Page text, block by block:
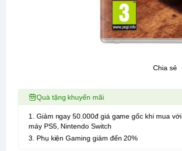
Chia sẻ
Quà tặng khuyến mãi
1. Giảm ngay 50.000đ giá game gốc khi mua với
máy PS5, Nintendo Switch
3. Phụ kiện Gaming giảm đến 20%